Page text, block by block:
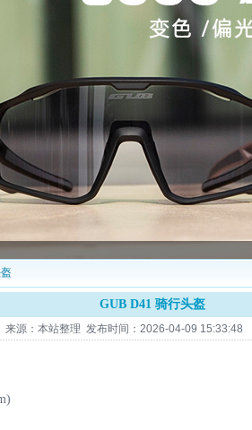
GUB D41 骑行头盔
来源：本站整理 发布时间：2026-04-09 15:33:48